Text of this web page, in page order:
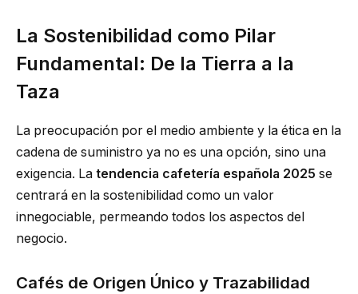
La Sostenibilidad como Pilar
Fundamental: De la Tierra a la
Taza
La preocupación por el medio ambiente y la ética en la
cadena de suministro ya no es una opción, sino una
exigencia. La tendencia cafetería española 2025 se
centrará en la sostenibilidad como un valor
innegociable, permeando todos los aspectos del
negocio.
Cafés de Origen Único y Trazabilidad